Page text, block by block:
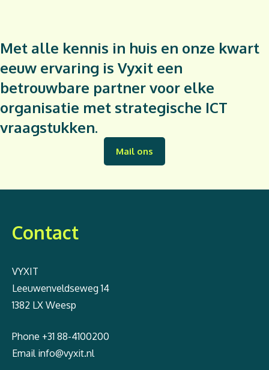
Met alle kennis in huis en onze kwart
eeuw ervaring is Vyxit een
betrouwbare partner voor elke
organisatie met strategische ICT
vraagstukken.
Mail ons
Contact
VYXIT
Leeuwenveldseweg 14
1382 LX Weesp
Phone +31 88-4100200
Email info@vyxit.nl